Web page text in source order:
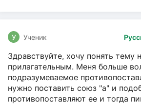
У Ученик
Здравствуйте, хочу понять тему
прилагательным. Меня больше
подразумеваемое
нужно поставить союз "а" и
противопоставляют ее и тогда